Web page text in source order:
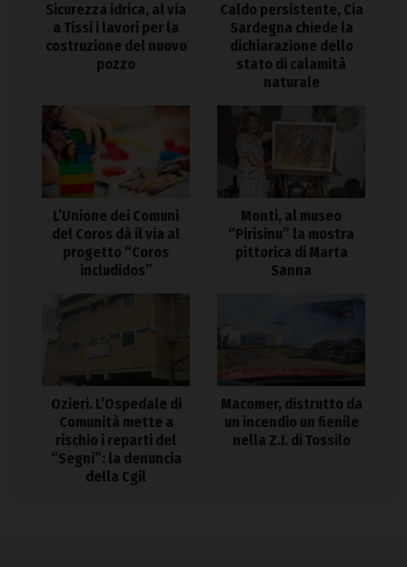
Sicurezza idrica, al via
a Tissi i lavori per la
costruzione del nuovo
pozzo
Caldo persistente, Cia
Sardegna chiede la
dichiarazione dello
stato di calamità
naturale
L’Unione dei Comuni
del Coros dà il via al
progetto “Coros
includidos”
Monti, al museo
“Pirisinu” la mostra
pittorica di Marta
Sanna
Ozieri. L’Ospedale di
Comunità mette a
rischio i reparti del
“Segni”: la denuncia
della Cgil
Macomer, distrutto da
un incendio un fienile
nella Z.I. di Tossilo